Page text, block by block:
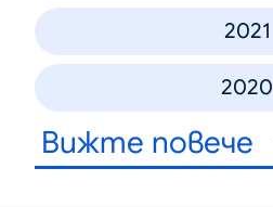
2021
2020
Вижте повече